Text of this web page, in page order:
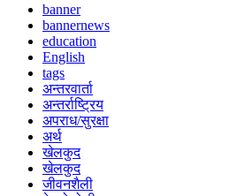
banner
bannernews
education
English
tags
अन्तरवार्ता
अन्तर्राष्ट्रिय
अपराध/सुरक्षा
अर्थ
खेलकुद
खेलकुद
जीवनशैली